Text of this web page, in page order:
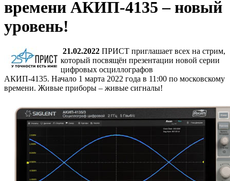
времени АКИП-4135 – новый
уровень!
21.02.2022 ПРИСТ приглашает всех на стрим,
который посвящён презентации новой серии
цифровых осциллографов
АКИП-4135. Начало 1 марта 2022 года в 11:00 по московскому
времени. Живые приборы – живые сигналы!